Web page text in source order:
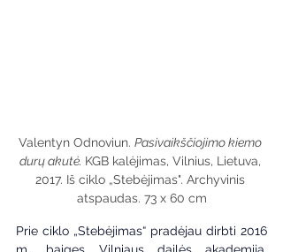
Valentyn Odnoviun. Pasivaikščiojimo kiemo
durų akutė. KGB kalėjimas, Vilnius, Lietuva,
2017. Iš ciklo „Stebėjimas". Archyvinis
atspaudas. 73 x 60 cm
Prie ciklo „Stebėjimas“ pradėjau dirbti 2016